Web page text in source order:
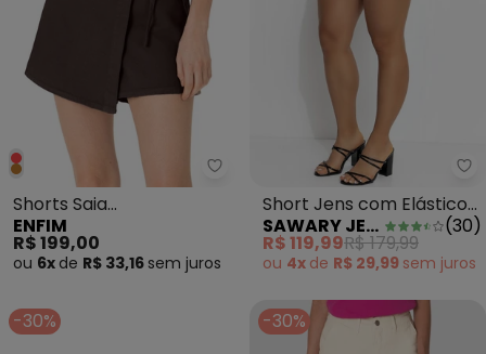
Enfim - Shorts Saia
Shorts Saia
Transpassado
Amarração Marrom
ENFIM
R$ 199,00
ou 6x de R$ 33,16 sem juros
Short Jens com Elástico
no Cós Sawary
SAWARY JEANS (30)
R$ 119,99R$ 179,99
ou 4x de R$ 29,99 sem juros
-30% -30%